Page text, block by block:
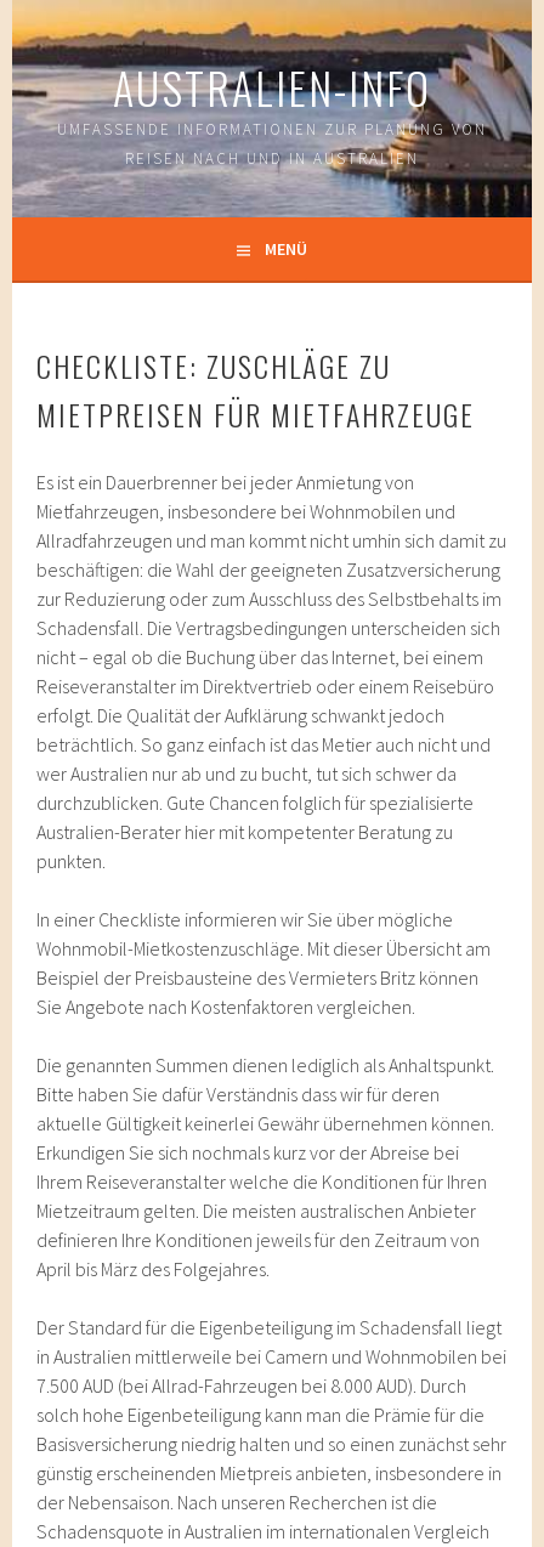
Springe
zum
Inhalt
AUSTRALIEN-INFO
UMFASSENDE INFORMATIONEN ZUR PLANUNG VON
REISEN NACH UND IN AUSTRALIEN
MENÜ
CHECKLISTE: ZUSCHLÄGE ZU
MIETPREISEN FÜR MIETFAHRZEUGE
Es ist ein Dauerbrenner bei jeder Anmietung von
Mietfahrzeugen, insbesondere bei Wohnmobilen und
Allradfahrzeugen und man kommt nicht umhin sich damit zu
beschäftigen: die Wahl der geeigneten Zusatzversicherung
zur Reduzierung oder zum Ausschluss des Selbstbehalts im
Schadensfall. Die Vertragsbedingungen unterscheiden sich
nicht – egal ob die Buchung über das Internet, bei einem
Reiseveranstalter im Direktvertrieb oder einem Reisebüro
erfolgt. Die Qualität der Aufklärung schwankt jedoch
beträchtlich. So ganz einfach ist das Metier auch nicht und
wer Australien nur ab und zu bucht, tut sich schwer da
durchzublicken. Gute Chancen folglich für spezialisierte
Australien-Berater hier mit kompetenter Beratung zu
punkten.
In einer Checkliste informieren wir Sie über mögliche
Wohnmobil-Mietkostenzuschläge. Mit dieser Übersicht am
Beispiel der Preisbausteine des Vermieters Britz können
Sie Angebote nach Kostenfaktoren vergleichen.
Die genannten Summen dienen lediglich als Anhaltspunkt.
Bitte haben Sie dafür Verständnis dass wir für deren
aktuelle Gültigkeit keinerlei Gewähr übernehmen können.
Erkundigen Sie sich nochmals kurz vor der Abreise bei
Ihrem Reiseveranstalter welche die Konditionen für Ihren
Mietzeitraum gelten. Die meisten australischen Anbieter
definieren Ihre Konditionen jeweils für den Zeitraum von
April bis März des Folgejahres.
Der Standard für die Eigenbeteiligung im Schadensfall liegt
in Australien mittlerweile bei Camern und Wohnmobilen bei
7.500 AUD (bei Allrad-Fahrzeugen bei 8.000 AUD). Durch
solch hohe Eigenbeteiligung kann man die Prämie für die
Basisversicherung niedrig halten und so einen zunächst sehr
günstig erscheinenden Mietpreis anbieten, insbesondere in
der Nebensaison. Nach unseren Recherchen ist die
Schadensquote in Australien im internationalen Vergleich